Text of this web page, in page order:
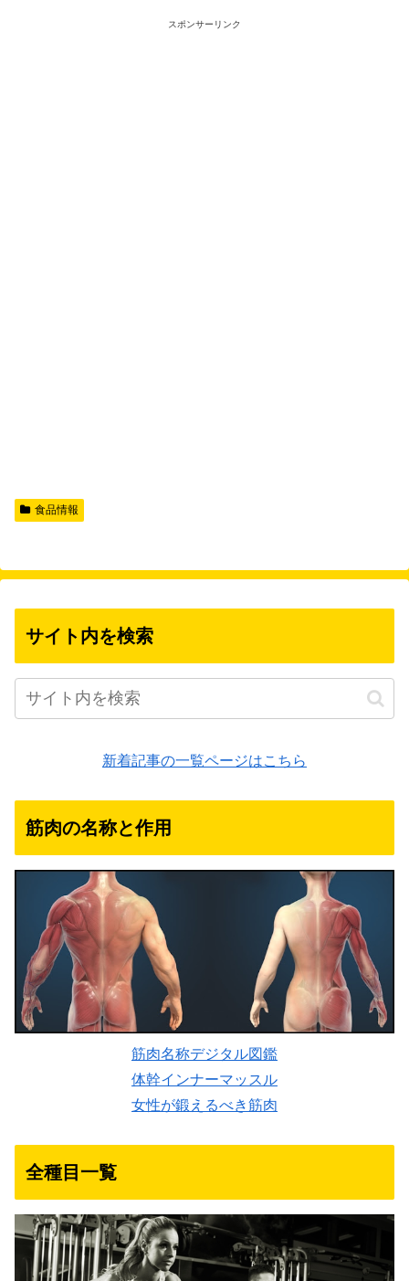
スポンサーリンク
食品情報
サイト内を検索
新着記事の一覧ページはこちら
筋肉の名称と作用
筋肉名称デジタル図鑑
体幹インナーマッスル
女性が鍛えるべき筋肉
全種目一覧